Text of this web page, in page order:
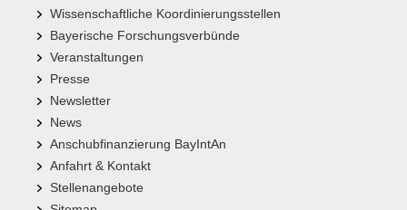
Wissenschaftliche Koordinierungsstellen
Bayerische Forschungsverbünde
Veranstaltungen
Presse
Newsletter
News
Anschubfinanzierung BayIntAn
Anfahrt & Kontakt
Stellenangebote